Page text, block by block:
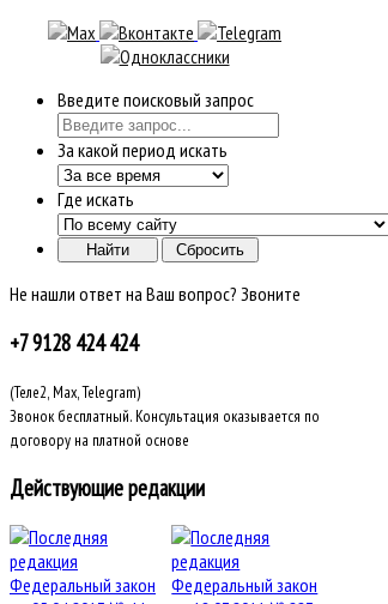
Введите поисковый запрос
За какой период искать
Где искать
Не нашли ответ на Ваш вопрос? Звоните
+7 9128 424 424
(Теле2, Max, Telegram)
Звонок бесплатный. Консультация оказывается по
договору на платной основе
Действующие редакции